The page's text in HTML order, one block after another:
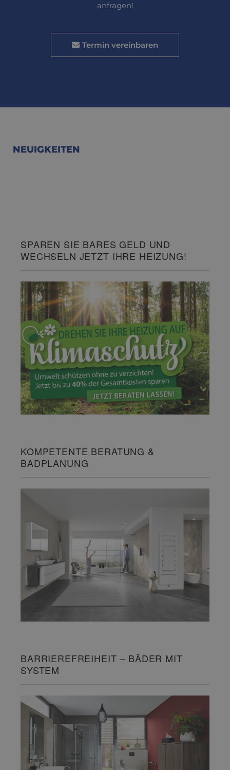
anfragen!
Termin vereinbaren
NEUIGKEITEN
SPAREN SIE BARES GELD UND
WECHSELN JETZT IHRE HEIZUNG!
KOMPETENTE BERATUNG &
BADPLANUNG
BARRIEREFREIHEIT – BÄDER MIT
SYSTEM